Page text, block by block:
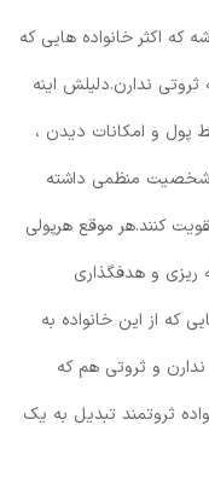
که اکثر خانواده هایی که
ندارن.دلیلش اینه
پول و امکانات دیدن ،
شخصیت منظمی داشته
کنند.هر موقع هرپولی
ریزی و هدفگذاری
که از این خانواده به
و ثروتی هم که
ثروتمند تبدیل به یک